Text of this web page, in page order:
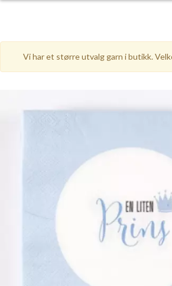
Vi har et større utvalg garn i butikk.